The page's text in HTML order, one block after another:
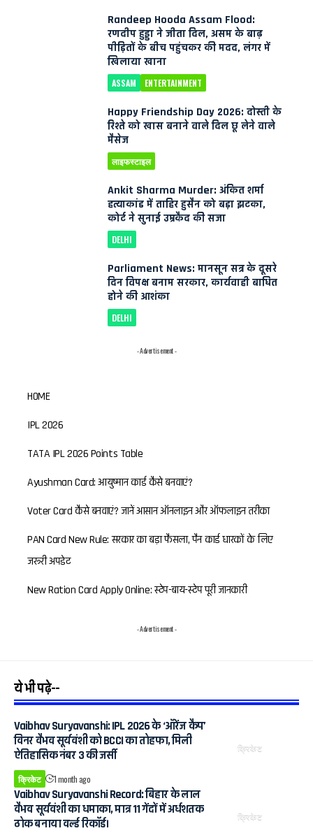
Randeep Hooda Assam Flood:
रणदीप हुड्डा ने जीता दिल, असम के बाढ़
पीड़ितों के बीच पहुंचकर की मदद, लंगर में
खिलाया खाना
ASSAM ENTERTAINMENT
Happy Friendship Day 2026: दोस्ती के
रिश्ते को खास बनाने वाले दिल छू लेने वाले
मैसेज
लाइफस्टाइल
Ankit Sharma Murder: अंकित शर्मा
हत्याकांड में ताहिर हुसैन को बड़ा झटका,
कोर्ट ने सुनाई उम्रकैद की सजा
DELHI
Parliament News: मानसून सत्र के दूसरे
दिन विपक्ष बनाम सरकार, कार्यवाही बाधित
होने की आशंका
DELHI
- Advertisement -
HOME
IPL 2026
TATA IPL 2026 Points Table
Ayushman Card: आयुष्मान कार्ड कैसे बनवाएं?
Voter Card कैसे बनवाएं? जानें आसान ऑनलाइन और ऑफलाइन तरीका
PAN Card New Rule: सरकार का बड़ा फैसला, पैन कार्ड धारकों के लिए
जरूरी अपडेट
New Ration Card Apply Online: स्टेप-बाय-स्टेप पूरी जानकारी
- Advertisement -
ये भी पढ़े--
क्रिकेट
Vaibhav Suryavanshi: IPL 2026 के ‘ऑरेंज कैप’
विनर वैभव सूर्यवंशी को BCCI का तोहफा, मिली
ऐतिहासिक नंबर 3 की जर्सी
क्रिकेट 1 month ago
क्रिकेट
Vaibhav Suryavanshi Record: बिहार के लाल
वैभव सूर्यवंशी का धमाका, मात्र 11 गेंदों में अर्धशतक
ठोक बनाया वर्ल्ड रिकॉर्ड।